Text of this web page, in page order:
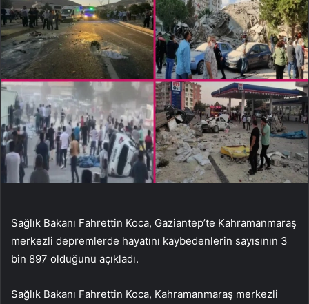
Sağlık Bakanı Fahrettin Koca, Gaziantep’te Kahramanmaraş
merkezli depremlerde hayatını kaybedenlerin sayısının 3
bin 897 olduğunu açıkladı.
Sağlık Bakanı Fahrettin Koca, Kahramanmaraş merkezli